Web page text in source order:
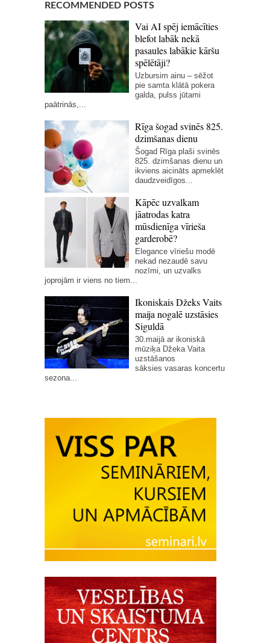
RECOMMENDED POSTS
Vai AI spēj iemācīties
blefot labāk nekā
pasaules labākie kāršu
spēlētāji?
Uzbursim ainu – sēžot
pie samta klātā pokera
galda, pulss jūtami
paātrinās,...
Rīga šogad svinēs 825.
dzimšanas dienu
Šogad Rīga plaši svinēs
825. dzimšanas dienu un
ikviens aicināts apmeklēt
daudzveidīgos...
Kāpēc uzvalkam
jāatrodas katra
mūsdienīga vīrieša
garderobē?
Elegance vīriešu modē
nekad nezaudē savu
nozīmi, un uzvalks
joprojām ir viens no tiem...
Ikoniskais Džeks Vaits
maija nogalē uzstāsies
Siguldā
30.maijā ar ikoniskā
mūziķa Džeka Vaita
uzstāšanos
sāksies vasaras koncertu
sezona...